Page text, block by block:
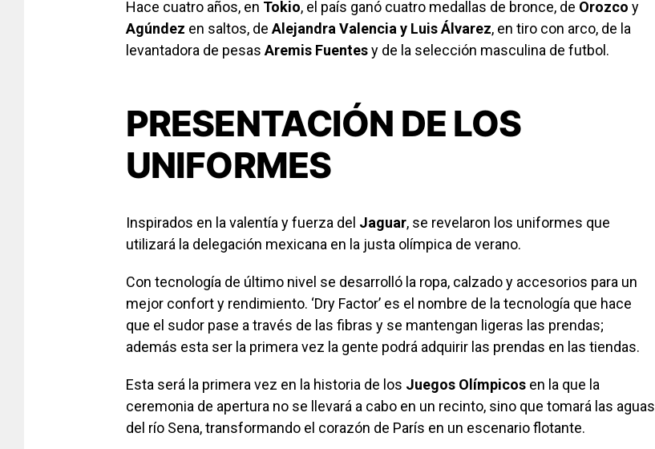
Hace cuatro años, en Tokio, el país ganó cuatro medallas de bronce, de Orozco y
Agúndez en saltos, de Alejandra Valencia y Luis Álvarez, en tiro con arco, de la
levantadora de pesas Aremis Fuentesy de la selección masculina de futbol.
PRESENTACIÓN DE LOS
UNIFORMES
Inspirados en la valentía y fuerza del Jaguar, se revelaron los uniformes que
utilizará la delegación mexicana en la justa olímpica de verano.
Con tecnología de último nivel se desarrolló la ropa, calzado y accesorios para un
mejor confort y rendimiento. ‘Dry Factor’ es el nombre de la tecnología que hace
que el sudor pase a través de las fibras y se mantengan ligeras las prendas;
además esta ser la primera vez la gente podrá adquirir las prendas en las tiendas.
Esta será la primera vez en la historia de los Juegos Olímpicos en la que la
ceremonia de apertura no se llevará a cabo en un recinto, sino que tomará las aguas
del río Sena, transformando el corazón de París en un escenario flotante.